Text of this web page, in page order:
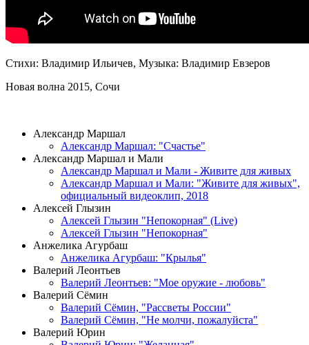
Стихи: Владимир Ильичев, Музыка: Владимир Евзеров
Новая волна 2015, Сочи
Александр Маршал
Александр Маршал: "Счастье"
Александр Маршал и Мали
Александр Маршал и Мали - Живите для живых
Александр Маршал и Мали: "Живите для живых",
официальный видеоклип, 2018
Алексей Глызин
Алексей Глызин "Непокорная" (Live)
Алексей Глызин "Непокорная"
Анжелика Агурбаш
Анжелика Агурбаш: "Крылья"
Валерий Леонтьев
Валерий Леонтьев: "Мое оружие - любовь"
Валерий Сёмин
Валерий Сёмин, "Рассветы России"
Валерий Сёмин, "Не молчи, пожалуйста"
Валерий Юрин